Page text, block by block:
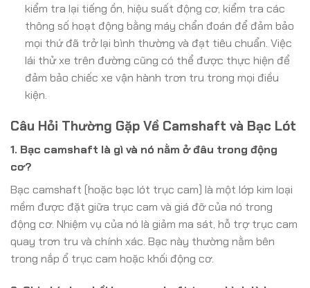
kiểm tra lại tiếng ồn, hiệu suất động cơ, kiểm tra các
thông số hoạt động bằng máy chẩn đoán để đảm bảo
mọi thứ đã trở lại bình thường và đạt tiêu chuẩn. Việc
lái thử xe trên đường cũng có thể được thực hiện để
đảm bảo chiếc xe vận hành trơn tru trong mọi điều
kiện.
Câu Hỏi Thường Gặp Về Camshaft và Bạc Lót
1. Bạc camshaft là gì và nó nằm ở đâu trong động
cơ?
Bạc camshaft (hoặc bạc lót trục cam) là một lớp kim loại
mềm được đặt giữa trục cam và giá đỡ của nó trong
động cơ. Nhiệm vụ của nó là giảm ma sát, hỗ trợ trục cam
quay trơn tru và chính xác. Bạc này thường nằm bên
trong nắp ổ trục cam hoặc khối động cơ.